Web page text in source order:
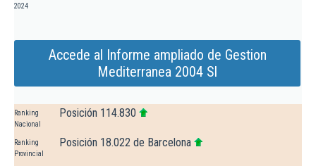
2024
Accede al Informe ampliado de Gestion
Mediterranea 2004 Sl
Ranking
Nacional
Posición 114.830
Ranking
Provincial
Posición 18.022 de Barcelona